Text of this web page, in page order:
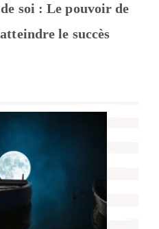
soi : Le pouvoir de
le succès